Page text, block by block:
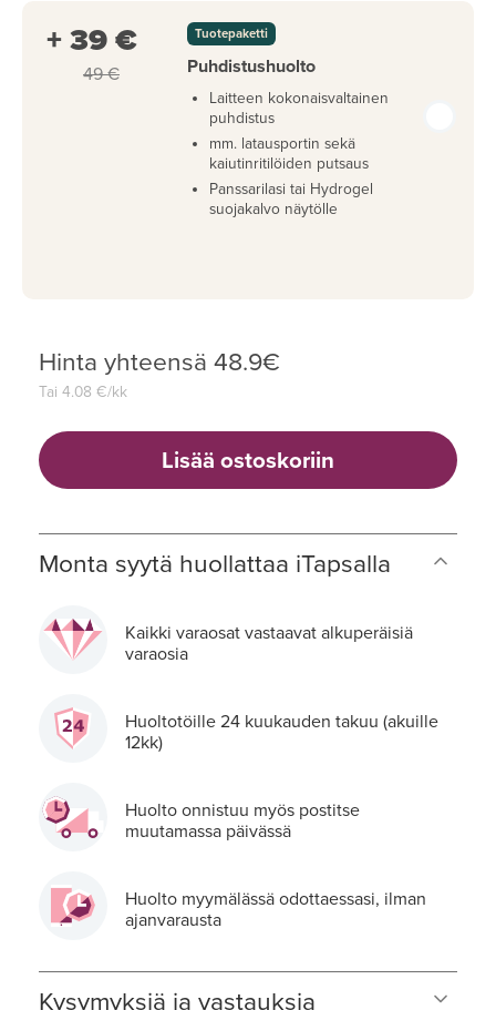
+ 39 €
49 €
Tuotepaketti
Puhdistushuolto
Laitteen kokonaisvaltainen
puhdistus
mm. latausportin sekä
kaiutinritilöiden putsaus
Panssarilasi tai Hydrogel
suojakalvo näytölle
Hinta yhteensä 48.9€
Tai 4.08 €/kk
Lisää ostoskoriin
Monta syytä huollattaa iTapsalla
Kaikki varaosat vastaavat alkuperäisiä
varaosia
Huoltotöille 24 kuukauden takuu (akuille
12kk)
Huolto onnistuu myös postitse
muutamassa päivässä
Huolto myymälässä odottaessasi, ilman
ajanvarausta
Kysymyksiä ja vastauksia